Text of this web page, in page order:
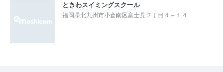
ときわスイミングスクール
福岡県北九州市小倉南区富士見２丁目４－１４